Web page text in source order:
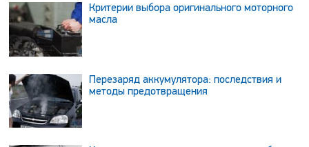
Критерии выбора оригинального моторного
масла
Перезаряд аккумулятора: последствия и
методы предотвращения